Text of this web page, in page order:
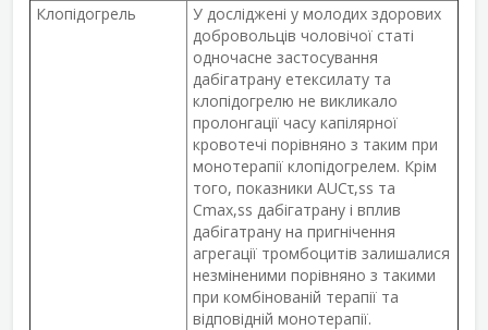
Клопідогрель
У досліджені у молодих здорових
добровольців чоловічої статі
одночасне застосування
дабігатрану етексилату та
клопідогрелю не викликало
пролонгації часу капілярної
кровотечі порівняно з таким при
монотерапії клопідогрелем. Крім
того, показники AUCτ,ss та
Cmax,ss дабігатрану і вплив
дабігатрану на пригнічення
агрегації тромбоцитів залишалися
незміненими порівняно з такими
при комбінованій терапії та
відповідній монотерапії.